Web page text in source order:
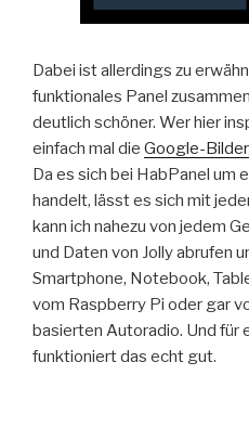
Dabei ist allerdings zu
funktionales Panel
deutlich schöner. Wer hier
einfach mal die Google-
Da es sich bei HabPanel um
handelt, lässt es sich mit
kann ich nahezu von jedem
und Daten von Jolly abrufen
Smartphone, Notebook,
vom Raspberry Pi oder gar
basierten Autoradio. Und für
funktioniert das echt gut.